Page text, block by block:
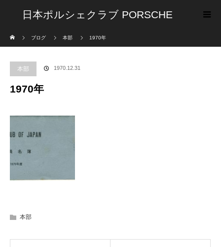
日本ポルシェクラブ PORSCHE
CLUB OF JAPAN
ブログ
本部 1970年
本部 1970.12.31
1970年
本部